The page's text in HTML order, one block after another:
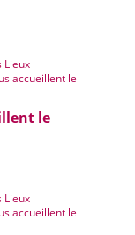
le
Lieux
accueillent le
Lieux
accueillent le